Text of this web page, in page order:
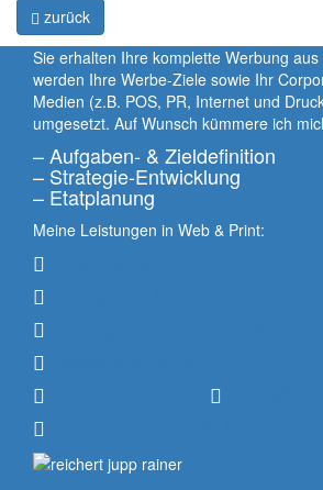
zurück
Sie erhalten Ihre komplette Werbung
werden Ihre Werbe-Ziele sowie Ihr
Medien (z.B. POS, PR, Internet und
umgesetzt. Auf Wunsch kümmere ich
– Aufgaben- & Zieldefinition
– Strategie-Entwicklung
– Etatplanung
Meine Leistungen in Web & Print: